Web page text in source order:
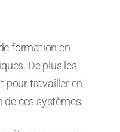
formation en
De plus les
pour travailler en
de ces systèmes.